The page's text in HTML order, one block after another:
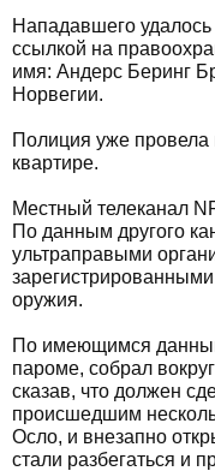
Нападавшего
ссылкой на
имя: Андерс Беринг
Норвегии.
Полиция уже провела
квартире.
Местный телеканал
По данным другого
ультраправыми
оружия.
По имеющимся
пароме, собрал
сказав, что должен
происшедшим
Осло, и внезапно
стали разбегаться и